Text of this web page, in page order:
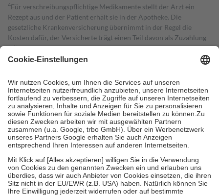
4Für verschreibungspflichtige Medikamente stellt der Arzt ein
Rezept aus und der Patient erhält sie in der Apotheke. Die
gesetzliche Krankenversicherung übernimmt in der Regel die
Kosten dafür, der Versicherte trägt einen Teil davon als Zuzahlung
mit.
Grundsätzlich leisten Mitglieder Zuzahlungen in Höhe von zehn
höchstens zehn Euro.
Es sind jedoch nie mehr als die tatsächlichen
Kosten der Leistung zu entrichten.
Diese Regeln gelten grundsätzlich auch für Online-Apotheken.
Bei Heilmitteln und häuslicher Krankenpflege beträgt die
Zuzahlung zehn Prozent der Kosten sowie zehn Euro je
Verordnung.
Um das Engagement der Versicherten für ihre eigene Gesundheit zu
stärken und die besondere Stellung der Familie zu unterstützen,
fallenkeine Zuzahlungenan bei:
• Kindern und Jugendlichen bis zum vollendeten 18. Lebensjahr
mit Ausnahme der Fahrkosten
• Untersuchungen zur Vorsorge und Früherkennung, die von der